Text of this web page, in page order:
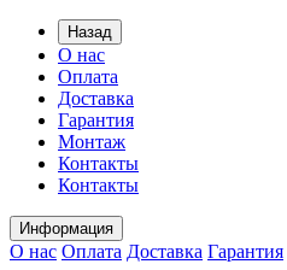
Назад
О нас
Оплата
Доставка
Гарантия
Монтаж
Контакты
Контакты
Информация
О нас Оплата Доставка Гарантия